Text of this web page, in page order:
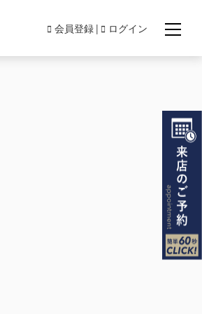
会員登録 ログイン